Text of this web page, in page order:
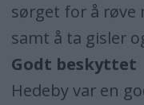
sørget for å røve
samt å ta gisler
Godt beskyttet
Hedeby var en